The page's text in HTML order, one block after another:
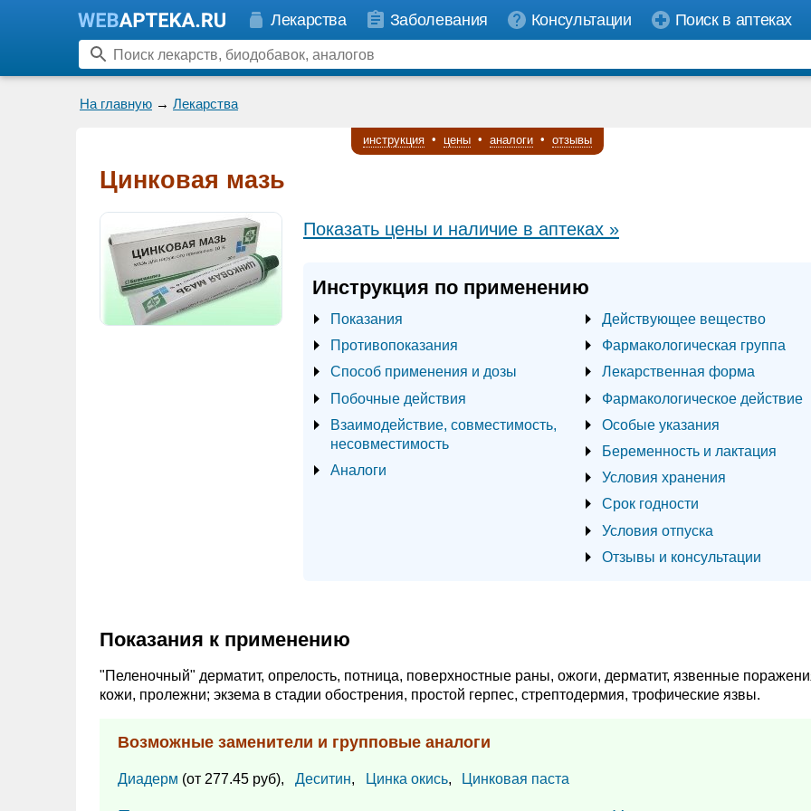
Лекарства Заболевания Консультации Поиск в аптеках
На главную → Лекарства
инструкция • цены • аналоги • отзывы
Цинковая мазь
Показать цены и наличие в аптеках »
Инструкция по применению
Показания
Противопоказания
Способ применения и дозы
Побочные действия
Взаимодействие, совместимость,
несовместимость
Аналоги
Действующее вещество
Фармакологическая группа
Лекарственная форма
Фармакологическое действие
Особые указания
Беременность и лактация
Условия хранения
Срок годности
Условия отпуска
Отзывы и консультации
Показания к применению
"Пеленочный" дерматит, опрелость, потница, поверхностные раны, ожоги, дерматит, язвенные
кожи, пролежни; экзема в стадии обострения, простой герпес, стрептодермия, трофические язвы.
Возможные заменители и групповые аналоги
Диадерм (от 277.45 руб), Деситин, Цинка окись, Цинковая паста